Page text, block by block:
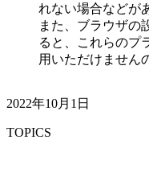
れない場合などが
また、ブラウザの
ると、これらのプ
用いただけません
2022年10月1日
TOPICS